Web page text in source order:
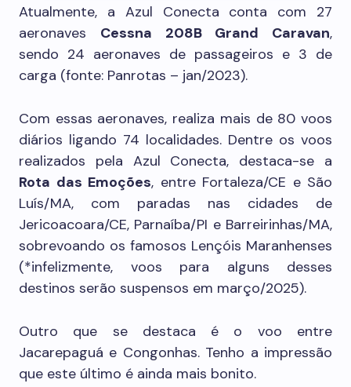
Atualmente, a Azul Conecta conta com 27
aeronaves Cessna 208B Grand Caravan,
sendo 24 aeronaves de passageiros e 3 de
carga (fonte: Panrotas – jan/2023).
Com essas aeronaves, realiza mais de 80 voos
diários ligando 74 localidades. Dentre os voos
realizados pela Azul Conecta, destaca-se a
Rota das Emoções, entre Fortaleza/CE e São
Luís/MA, com paradas nas cidades de
Jericoacoara/CE, Parnaíba/PI e Barreirinhas/MA,
sobrevoando os famosos Lençóis Maranhenses
(*infelizmente, voos para alguns desses
destinos serão suspensos em março/2025).
Outro que se destaca é o voo entre
Jacarepaguá e Congonhas. Tenho a impressão
que este último é ainda mais bonito.